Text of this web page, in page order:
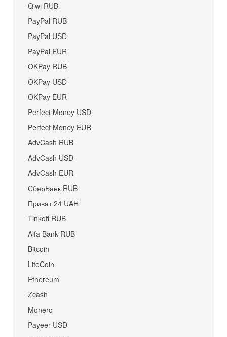
Qiwi RUB
PayPal RUB
PayPal USD
PayPal EUR
OKPay RUB
OKPay USD
OKPay EUR
Perfect Money USD
Perfect Money EUR
AdvCash RUB
AdvCash USD
AdvCash EUR
СберБанк RUB
Приват 24 UAH
Tinkoff RUB
Alfa Bank RUB
Bitcoin
LiteCoin
Ethereum
Zcash
Monero
Payeer USD